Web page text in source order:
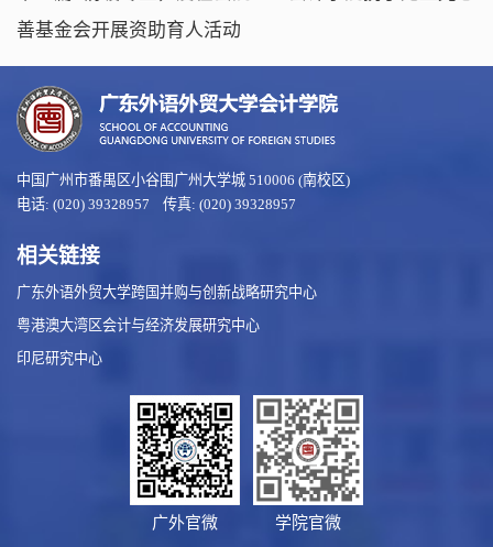
善基金会开展资助育人活动
中国广州市番禺区小谷围广州大学城 510006 (南校区)
电话: (020) 39328957 传真: (020) 39328957
相关链接
广东外语外贸大学跨国并购与创新战略研究中心
粤港澳大湾区会计与经济发展研究中心
印尼研究中心
广外官微 学院官微